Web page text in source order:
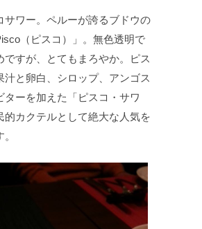
サワー。ペルーが誇るブドウの
（ピスコ）」。無色透明で
ですが、とてもまろやか。ピス
汁と卵白、シロップ、アンゴス
ターを加えた「ピスコ・サワ
的カクテルとして絶大な人気を